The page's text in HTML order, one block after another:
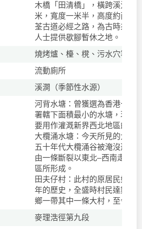
木橋「田清橋」，橫跨溪流，
米，寬度一米半，高度約兩米
荃古道必經之路，為古時來往
人士提供歇腳暫休之地。
燒烤爐、檯、櫈、污水穴等
流動廁所
溪澗（季節性水源）
河背水塘：曾獲選為香港十景
署轄下面積最小的水塘，現時
要用作灌溉新界西北地區的農
大欖涌水塘：今天所見的大欖
五十年代大欖涌谷被淹沒形成
由一條斷裂以東北–西南走向
區所形成。
田夫仔村：此村的原居民姓蔡
年的歷史，全盛時村民達數百
鄉一帶其中一條大村，至今仍
麥理浩徑第九段